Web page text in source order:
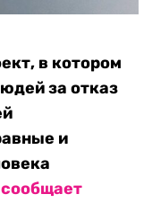
в котором
за отказ
и
сообщает